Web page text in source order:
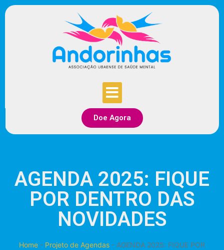
Doe Agora
AGENDA 2025: FIQUE
POR DENTRO DAS
NOVIDADES
Home - Projeto de Agendas - AGENDA 2025: FIQUE POR